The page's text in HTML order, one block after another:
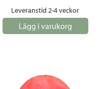
Leveranstid 2-4 veckor
Lägg i varukorg